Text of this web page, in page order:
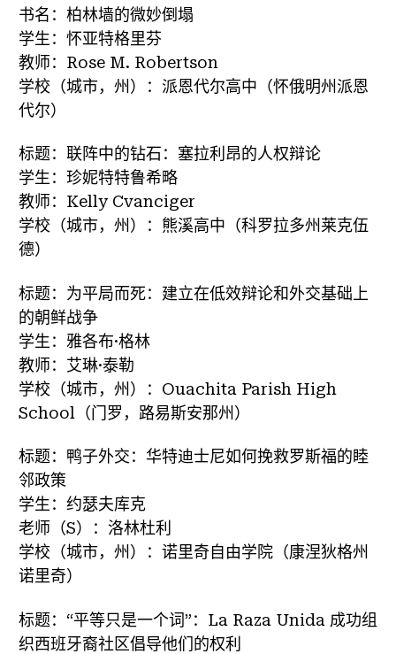
书名：柏林墙的微妙倒塌
学生：怀亚特格里芬
教师：Rose M. Robertson
学校（城市，州）：派恩代尔高中（怀俄明州派恩
代尔）
标题：联阵中的钻石：塞拉利昂的人权辩论
学生：珍妮特特鲁希略
教师：Kelly Cvanciger
学校（城市，州）：熊溪高中（科罗拉多州莱克伍
德）
标题：为平局而死：建立在低效辩论和外交基础上
的朝鲜战争
学生：雅各布·格林
教师：艾琳·泰勒
学校（城市，州）：Ouachita Parish High
School（门罗，路易斯安那州）
标题：鸭子外交：华特迪士尼如何挽救罗斯福的睦
邻政策
学生：约瑟夫库克
老师（S）：洛林杜利
学校（城市，州）：诺里奇自由学院（康涅狄格州
诺里奇）
标题：“平等只是一个词”：La Raza Unida 成功组
织西班牙裔社区倡导他们的权利